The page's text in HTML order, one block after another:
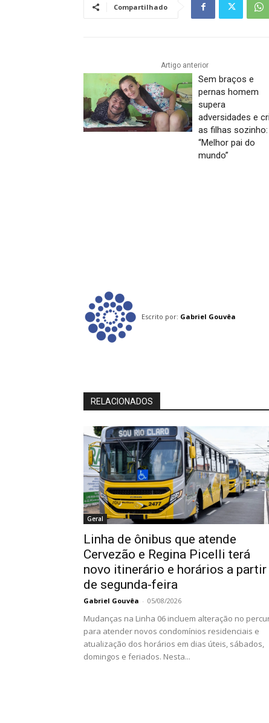
Compartilhado
Artigo anterior
Sem braços e
pernas homem
supera
adversidades e
as filhas sozinho:
“Melhor pai do
mundo”
Escrito por: Gabriel Gouvêa
RELACIONADOS
Geral
Linha de ônibus que atende
Cervezão e Regina Picelli terá
novo itinerário e horários a partir
de segunda-feira
Gabriel Gouvêa - 05/08/2026
Mudanças na Linha 06 incluem alteração no
para atender novos condomínios residenciais e
atualização dos horários em dias úteis, sábados,
domingos e feriados. Nesta...